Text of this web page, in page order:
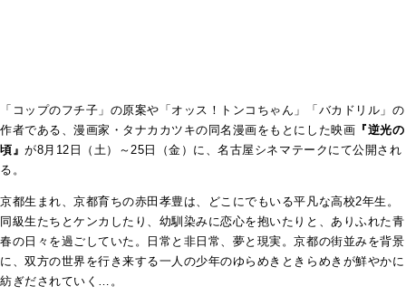
「コップのフチ子」の原案や「オッス！トンコちゃん」「バカドリル」の
作者である、漫画家・タナカカツキの同名漫画をもとにした映画 『逆光の
頃』が8月12日（土）～25日（金）に、名古屋シネマテークにて公開され
る。
京都生まれ、京都育ちの赤田孝豊は、どこにでもいる平凡な高校2年生。
同級生たちとケンカしたり、幼馴染みに恋心を抱いたりと、ありふれた青
春の日々を過ごしていた。日常と非日常、夢と現実。京都の街並みを背景
に、双方の世界を行き来する一人の少年のゆらめきときらめきが鮮やかに
紡ぎだされていく…。